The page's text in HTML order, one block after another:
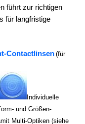
führt zur richtigen
für langfristige
Contactlinsen(für
Individuelle
und Größen-
Multi-Optiken (siehe